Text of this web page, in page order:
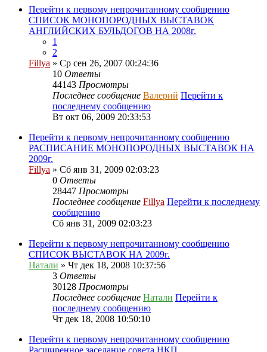
Перейти к первому непрочитанному сообщению
СПИСОК МОНОПОРОДНЫХ ВЫСТАВОК
АНГЛИЙСКИХ БУЛЬДОГОВ НА 2008г.
1
2
Fillya » Ср сен 26, 2007 00:24:36
10 Ответы
44143 Просмотры
Последнее сообщение Валерий Перейти к
последнему сообщению
Вт окт 06, 2009 20:33:53
Перейти к первому непрочитанному сообщению
РАСПИСАНИЕ МОНОПОРОДНЫХ ВЫСТАВОК НА
2009г.
Fillya » Сб янв 31, 2009 02:03:23
0 Ответы
28447 Просмотры
Последнее сообщение Fillya Перейти к последнему
сообщению
Сб янв 31, 2009 02:03:23
Перейти к первому непрочитанному сообщению
СПИСОК ВЫСТАВОК НА 2009г.
Натали » Чт дек 18, 2008 10:37:56
3 Ответы
30128 Просмотры
Последнее сообщение Натали Перейти к
последнему сообщению
Чт дек 18, 2008 10:50:10
Перейти к первому непрочитанному сообщению
Расширенное заседание совета НКП